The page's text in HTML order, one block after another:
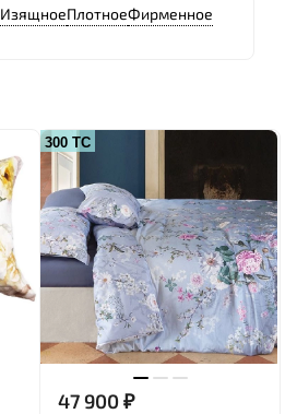
ИзящноеПлотноеФирменное
300 ТС
47 900₽